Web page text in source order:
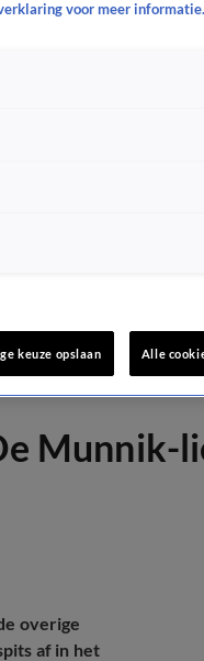
Munnik-
overige
af in het
voor meer informatie.
keuze opslaan Alle